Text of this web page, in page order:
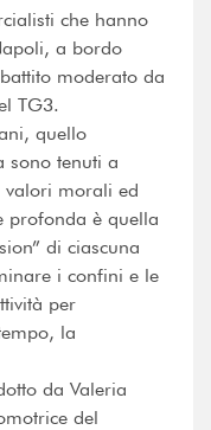
che hanno
a bordo
moderato da
TG3.
quello
sono tenuti a
valori morali ed
profonda è quella
di ciascuna
i confini e le
per
la
da Valeria
del